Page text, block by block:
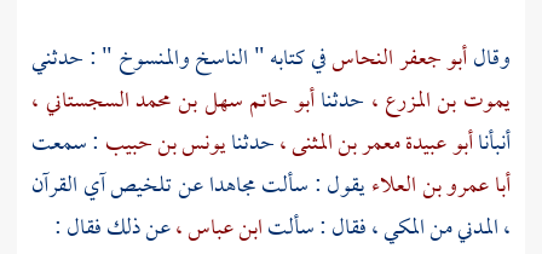
وقالأبو جعفر النحاسفي كتابه " الناسخ والمنسوخ " : حدثني
يموت بن المزرع ، حدثناأبو حاتم سهل بن محمد السجستاني ،
أنبأناأبو عبيدة معمر بن المثنى ،حدثنايونس بن حبيب : سمعت
أبا عمرو بن العلاءيقول : سألتمجاهداعن تلخيص آي القرآن
، المدني من المكي ، فقال : سألتابن عباس ،عن ذلك فقال :